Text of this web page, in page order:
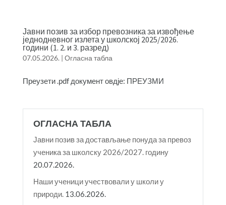
Јавни позив за избор превозника за извођење
једнодневног излета у школској 2025/2026.
години (1. 2. и 3. разред)
07.05.2026.| Огласна табла
Преузети .pdf документ овдје: ПРЕУЗМИ
ОГЛАСНА ТАБЛА
Јавни позив за достављање понуда за превоз
ученика за школску 2026/2027. годину
20.07.2026.
Наши ученици учествовали у школи у
природи. 13.06.2026.